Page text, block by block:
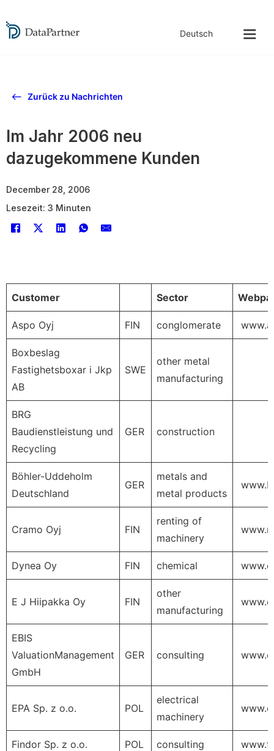
Zurück zu Nachrichten
Im Jahr 2006 neu
dazugekommene Kunden
December 28, 2006
Lesezeit: 3 Minuten
Customer Sector
Aspo Oyj FIN conglomerate
Boxbeslag
Fastighetsboxar i Jkp
AB
SWE
other metal
manufacturing
BRG
Baudienstleistung und
Recycling
GER construction
Böhler-Uddeholm
Deutschland
GER
metals and
metal products
Cramo Oyj FIN
renting of
machinery
Dynea Oy FIN chemical
E J Hiipakka Oy FIN
other
manufacturing
EBIS
ValuationManagement
GmbH
GER consulting
EPA Sp. z o.o. POL
electrical
machinery
Findor Sp. z o.o. POL consulting